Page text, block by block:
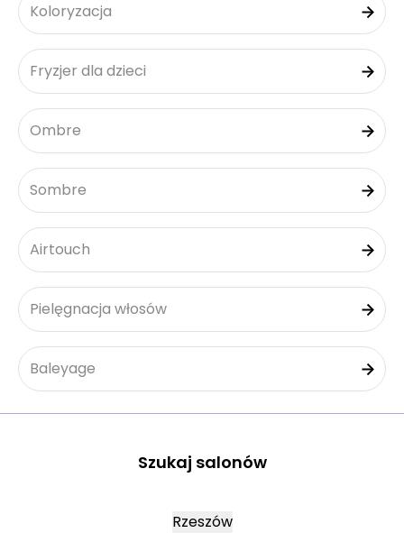
Koloryzacja
Fryzjer dla dzieci
Ombre
Sombre
Airtouch
Pielęgnacja włosów
Baleyage
Szukaj salonów
Rzeszów